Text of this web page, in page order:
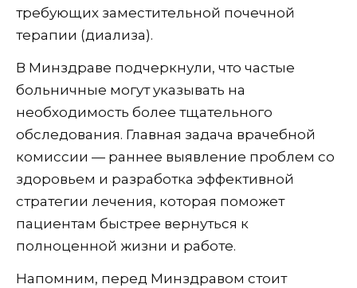
требующих заместительной почечной
терапии (диализа).
В Минздраве подчеркнули, что частые
больничные могут указывать на
необходимость более тщательного
обследования. Главная задача врачебной
комиссии — раннее выявление проблем со
здоровьем и разработка эффективной
стратегии лечения, которая поможет
пациентам быстрее вернуться к
полноценной жизни и работе.
Напомним, перед Минздравом стоит